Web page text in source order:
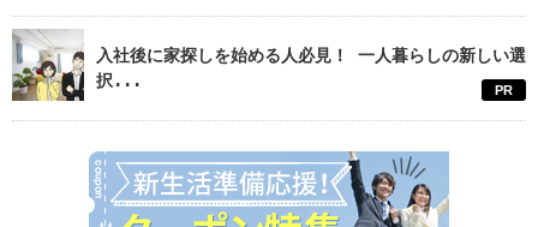
入社後に家探しを始める人必見！ 一人暮らしの新しい選
択...
PR